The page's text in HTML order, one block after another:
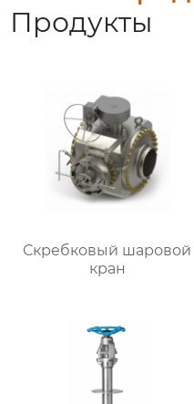
Продукты
Скребковый шаровой
кран